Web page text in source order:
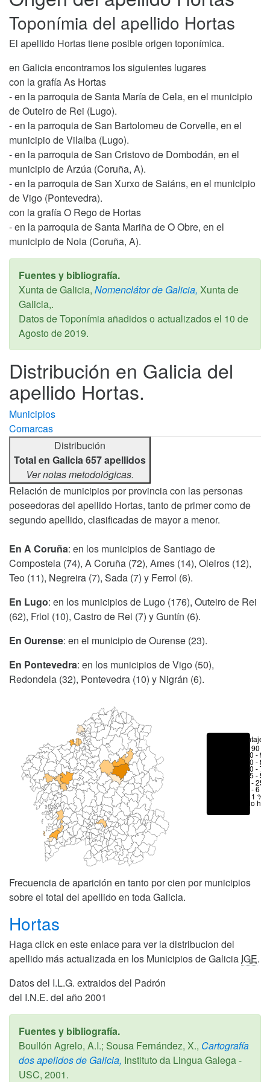
Toponímia del apellido Hortas
El apellido Hortas tiene posible origen toponímica.
en Galicia encontramos los siguientes lugares
con la grafía As Hortas
- en la parroquia de Santa María de Cela, en el municipio
de Outeiro de Rei (Lugo).
- en la parroquia de San Bartolomeu de Corvelle, en el
municipio de Vilalba (Lugo).
- en la parroquia de San Cristovo de Dombodán, en el
municipio de Arzúa (Coruña, A).
- en la parroquia de San Xurxo de Saiáns, en el municipio
de Vigo (Pontevedra).
con la grafía O Rego de Hortas
- en la parroquia de Santa Mariña de O Obre, en el
municipio de Noia (Coruña, A).
Fuentes y bibliografía.
Xunta de Galicia, Nomenclátor de Galicia, Xunta de
Galicia,.
Datos de Toponímia añadidos o actualizados el 10 de
Agosto de 2019.
Distribución en Galicia del
apellido Hortas.
Municipios
Comarcas
Distribución
Total en Galicia 657 apellidos
Ver notas metodológicas.
Relación de municipios por provincia con las personas
poseedoras del apellido Hortas, tanto de primer como de
segundo apellido, clasificadas de mayor a menor.
En A Coruña: en los municipios de Santiago de
Compostela (74), A Coruña (72), Ames (14), Oleiros (12),
Teo (11), Negreira (7), Sada (7) y Ferrol (6).
En Lugo: en los municipios de Lugo (176), Outeiro de Rei
(62), Friol (10), Castro de Rei (7) y Guntín (6).
En Ourense: en el municipio de Ourense (23).
En Pontevedra: en los municipios de Vigo (50),
Redondela (32), Pontevedra (10) y Nigrán (6).
Porcentajes
> 90 %
80 -
70 -
50 -
25 -
6 - 25
1 - 6 %
< 1 %
No hay
Frecuencia de aparición en tanto por cien por municipios
sobre el total del apellido en toda Galicia.
Hortas
Haga click en este enlace para ver la distribucion del
apellido más actualizada en los Municipios de Galicia IGE.
Datos del I.L.G. extraidos del Padrón
del I.N.E. del año 2001
Fuentes y bibliografía.
Boullón Agrelo, A.I.; Sousa Fernández, X., Cartografía
dos apelidos de Galicia, Instituto da Lingua Galega -
USC, 2001.